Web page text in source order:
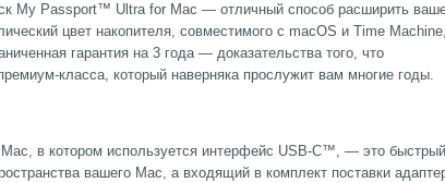
My Passport™ Ultra for Mac — отличный способ расширить
цвет накопителя, совместимого с macOS и Time
гарантия на 3 года — доказательства того, что
класса, который наверняка прослужит вам многие годы.
в котором используется интерфейс USB-C™, — это быстрый
вашего Mac, а входящий в комплект поставки